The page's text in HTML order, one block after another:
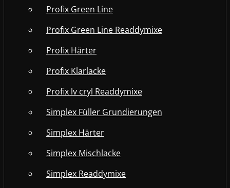
Profix Green Line
Profix Green Line Readdymixe
Profix Härter
Profix Klarlacke
Profix lv cryl Readdymixe
Simplex Füller Grundierungen
Simplex Härter
Simplex Mischlacke
Simplex Readdymixe